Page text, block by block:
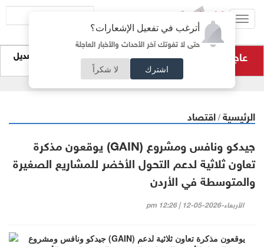
أترغب في تفعيل الإشعارات؟
حتى لا تفوتك آخر الأحداث والأخبار العاجلة
اشترك لا شكراً
عاجل
التربية تحذر من صفحات وهمية على "تيليغرام" لتعديل
نتائج التوجيهي
الرئيسية / اقتصاد
جيدكو ونافس ومشروع (GAIN) يوقعون مذكرة
تعاون ثلاثية لدعم التحول الأخضر للمشاريع الصغيرة
والمتوسطة في الأردن
الأربعاء-2026-05-12 | 12:26 pm